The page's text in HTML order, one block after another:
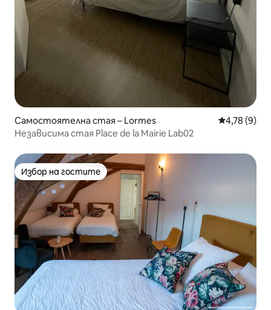
Самостоятелна стая – Lormes Средна
4,78 (9)
Независима стая Place de la Mairie Lab02
Избор на гостите
Избор на гостите